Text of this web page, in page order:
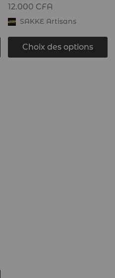
12.000 CFA
SAKKE Artisans
Choix des options